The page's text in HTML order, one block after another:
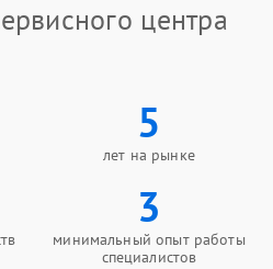
центра
5
лет на рынке
3
минимальный опыт работы
специалистов